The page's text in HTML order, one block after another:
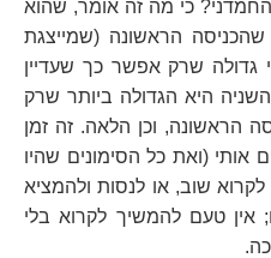
כי מה זה אומר, שהוא
שהכניסה הראשונה (שמייצגת
גדולה שרק אפשר כך שעדיין
x
היא הגדולה ביותר שרק
הראשונה, וכן הלאה. זה זמן
אותי (ואת כל הסימונים שהיו
שוב, או לנסות ולהמציא
טעם להמשיך לקרוא בלי